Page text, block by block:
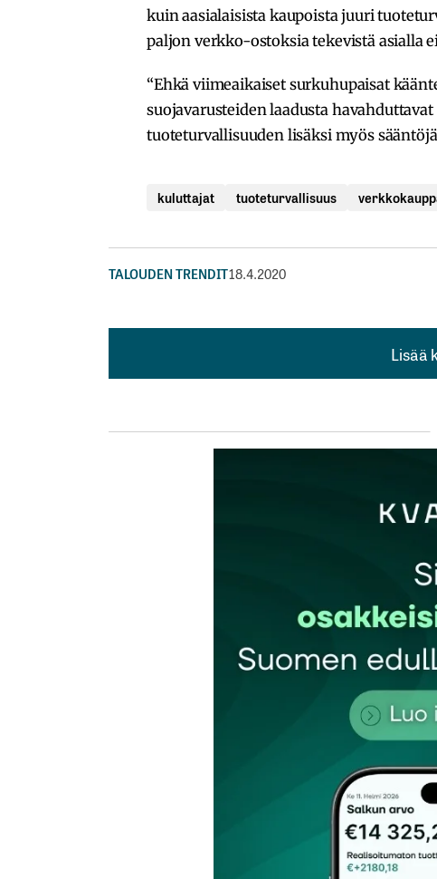
kuin aasialaisista kaupoista juuri
paljon verkko-ostoksia tekevistä asialla
“Ehkä viimeaikaiset surkuhupaisat
suojavarusteiden laadusta
tuoteturvallisuuden lisäksi myös
kuluttajat tuoteturvallisuus
TALOUDEN TRENDIT18.4.2020
Lisää
Lisää
Tilaa SalkunRakentajan uutiskirje